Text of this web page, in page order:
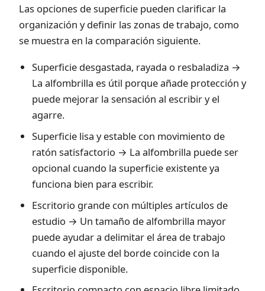
Las opciones de superficie pueden clarificar la
organización y definir las zonas de trabajo, como
se muestra en la comparación siguiente.
Superficie desgastada, rayada o resbaladiza →
La alfombrilla es útil porque añade protección y
puede mejorar la sensación al escribir y el
agarre.
Superficie lisa y estable con movimiento de
ratón satisfactorio → La alfombrilla puede ser
opcional cuando la superficie existente ya
funciona bien para escribir.
Escritorio grande con múltiples artículos de
estudio → Un tamaño de alfombrilla mayor
puede ayudar a delimitar el área de trabajo
cuando el ajuste del borde coincide con la
superficie disponible.